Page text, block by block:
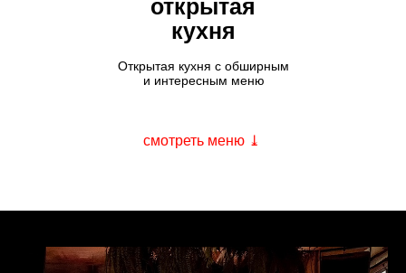
Открытая кухня с обширным
и интересным меню
смотреть меню ⤓
открытая
кухня